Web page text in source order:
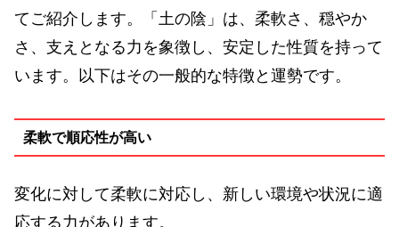
てご紹介します。「土の陰」は、柔軟さ、穏やか
さ、支えとなる力を象徴し、安定した性質を持って
います。以下はその一般的な特徴と運勢です。
柔軟で順応性が高い
変化に対して柔軟に対応し、新しい環境や状況に適
応する力があります。